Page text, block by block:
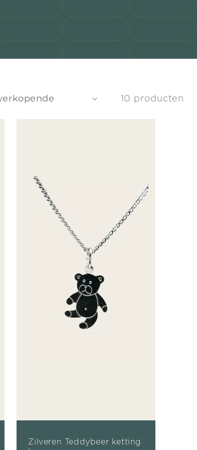
10 producten
Zilveren Teddybeer ketting